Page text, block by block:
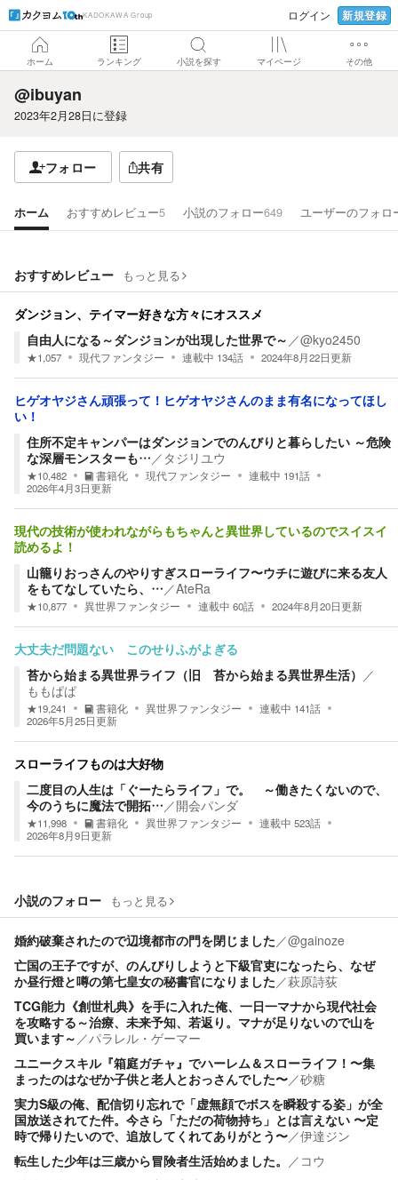
KADOKAWA Group ログイン 新規登録
ホーム ランキング 小説を探す マイページ その他
@ibuyan
2023年2月28日に登録
フォロー 共有
ホーム おすすめレビュー5 小説のフォロー649 ユーザーのフォロ
おすすめレビュー もっと見る
ダンジョン、テイマー好きな方々にオススメ
自由人になる～ダンジョンが出現した世界で～ ／@kyo2450
★1,057 現代ファンタジー 連載中 134話 2024年8月22日更新
ヒゲオヤジさん頑張って！ヒゲオヤジさんのまま有名になってほし
い！
住所不定キャンパーはダンジョンでのんびりと暮らしたい ～危険
な深層モンスターも…／ タジリユウ
★10,482 書籍化 現代ファンタジー 連載中 191話
2026年4月3日更新
現代の技術が使われながらもちゃんと異世界しているのでスイスイ
読めるよ！
山籠りおっさんのやりすぎスローライフ〜ウチに遊びに来る友人
をもてなしていたら、…／AteRa
★10,877 異世界ファンタジー 連載中 60話 2024年8月20日更新
大丈夫だ問題ない このせりふがよぎる
苔から始まる異世界ライフ（旧 苔から始まる異世界生活） ／
ももぱぱ
★19,241 書籍化 異世界ファンタジー 連載中 141話
2026年5月25日更新
スローライフものは大好物
二度目の人生は「ぐーたらライフ」で。 ～働きたくないので、
今のうちに魔法で開拓…／開会パンダ
★11,998 書籍化 異世界ファンタジー 連載中 523話
2026年8月9日更新
小説のフォロー もっと見る
婚約破棄されたので辺境都市の門を閉じました／@gainoze
亡国の王子ですが、のんびりしようと下級官吏になったら、なぜ
か昼行燈と噂の第七皇女の秘書官になりました／萩原詩荻
TCG能力《創世札典》を手に入れた俺、一日一マナから現代社会
を攻略する～治療、未来予知、若返り。マナが足りないので山を
買います～ ／パラレル・ゲーマー
ユニークスキル『箱庭ガチャ』でハーレム＆スローライフ！〜集
まったのはなぜか子供と老人とおっさんでした〜／砂糖
実力S級の俺、配信切り忘れで「虚無顔でボスを瞬殺する姿」が全
国放送されてた件。今さら「ただの荷物持ち」とは言えない 〜定
時で帰りたいので、追放してくれてありがとう〜／伊達ジン
転生した少年は三歳から冒険者生活始めました。 ／ コウ